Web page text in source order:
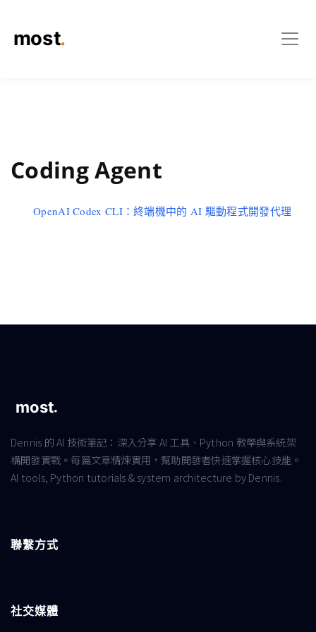
Coding Agent
OpenAI Codex CLI：終端機中的 AI 驅動程式開發代理
Dennis 的 AI 技術筆記：深入分享 AI 工具、Python 教學與系統架
構開發實戰。每篇文章精煉實用，幫助開發者快速掌握核心技能。
AI tools, Python tutorials & system architecture by Dennis.
聯繫方式
社交媒體